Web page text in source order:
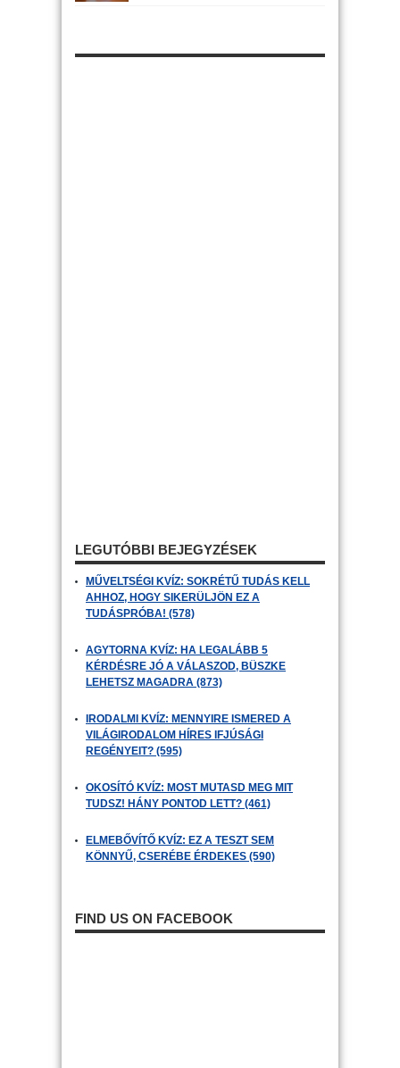
LEGUTÓBBI BEJEGYZÉSEK
MŰVELTSÉGI KVÍZ: SOKRÉTŰ TUDÁS KELL
AHHOZ, HOGY SIKERÜLJÖN EZ A
TUDÁSPRÓBA! (578)
AGYTORNA KVÍZ: HA LEGALÁBB 5
KÉRDÉSRE JÓ A VÁLASZOD, BÜSZKE
LEHETSZ MAGADRA (873)
IRODALMI KVÍZ: MENNYIRE ISMERED A
VILÁGIRODALOM HÍRES IFJÚSÁGI
REGÉNYEIT? (595)
OKOSÍTÓ KVÍZ: MOST MUTASD MEG MIT
TUDSZ! HÁNY PONTOD LETT? (461)
ELMEBŐVÍTŐ KVÍZ: EZ A TESZT SEM
KÖNNYŰ, CSERÉBE ÉRDEKES (590)
FIND US ON FACEBOOK